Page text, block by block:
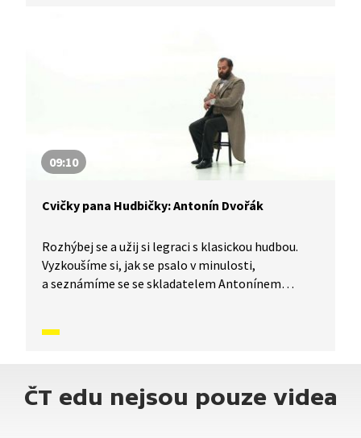
09:10
Cvičky pana Hudbičky: Antonín Dvořák
Rozhýbej se a užij si legraci s klasickou hudbou.
Vyzkoušíme si, jak se psalo v minulosti,
a seznámíme se se skladatelem Antonínem
ČT edu nejsou pouze videa